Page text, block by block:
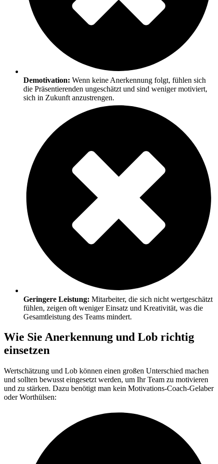
Demotivation: Wenn keine Anerkennung folgt, fühlen sich
die Präsentierenden ungeschätzt und sind weniger motiviert,
sich in Zukunft anzustrengen.
Geringere Leistung: Mitarbeiter, die sich nicht wertgeschätzt
fühlen, zeigen oft weniger Einsatz und Kreativität, was die
Gesamtleistung des Teams mindert.
Wie Sie Anerkennung und Lob richtig
einsetzen
Wertschätzung und Lob können einen großen Unterschied machen
und sollten bewusst eingesetzt werden, um Ihr Team zu motivieren
und zu stärken. Dazu benötigt man kein Motivations-Coach-Gelaber
oder Worthülsen: